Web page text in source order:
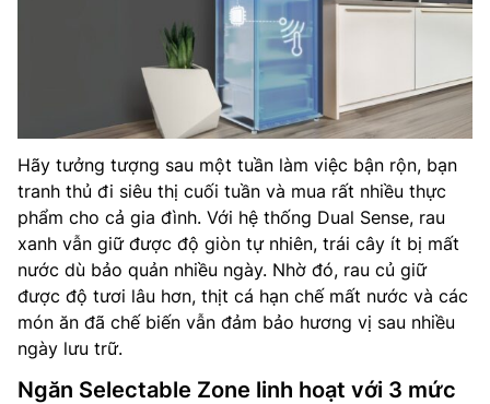
Hãy tưởng tượng sau một tuần làm việc bận rộn, bạn
tranh thủ đi siêu thị cuối tuần và mua rất nhiều thực
phẩm cho cả gia đình. Với hệ thống Dual Sense, rau
xanh vẫn giữ được độ giòn tự nhiên, trái cây ít bị mất
nước dù bảo quản nhiều ngày. Nhờ đó, rau củ giữ
được độ tươi lâu hơn, thịt cá hạn chế mất nước và các
món ăn đã chế biến vẫn đảm bảo hương vị sau nhiều
ngày lưu trữ.
Ngăn Selectable Zone linh hoạt với 3 mức